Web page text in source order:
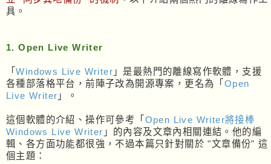
具。
1. Open Live Writer
「Windows Live Writer 」是最熱門的離線寫作軟體，支援
各種部落格平台，前陣子改為開源專案，更名為「 Open
Live Writer 」。
這個軟體的介紹、操作可參考「 Open Live Writer將接棒
Windows Live Writer 」的內容及文章內相關連結。他的編
輯、各方面功能都很強，不過本篇只針對關於 "文章備份" 這
個主題：